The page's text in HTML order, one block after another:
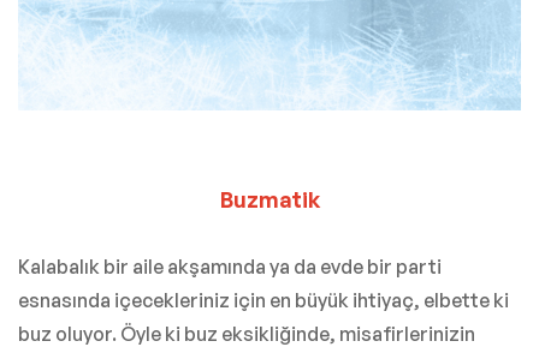
Buzmatik
Kalabalık bir aile akşamında ya da evde bir parti
esnasında içecekleriniz için en büyük ihtiyaç, elbette ki
buz oluyor. Öyle ki buz eksikliğinde, misafirlerinizin